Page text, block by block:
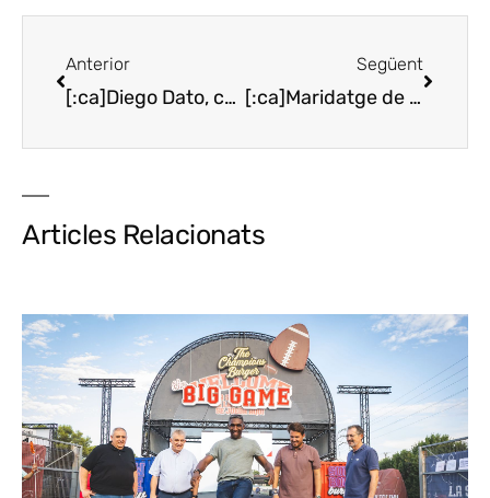
Anterior
[:ca]Diego Dato, cap de cuina del nou Melvin de Berasategui a Tenerife[:es]Diego Dato, jefe de cocina del nuevo Melvin de Berasategui en Tenerife[:]
Següent
[:ca]Maridatge de David Molina i Roger Villaró al Cràpula[:es]Maridaje de David Molina y Roger Villaró en el Crápula[:]
Articles Relacionats